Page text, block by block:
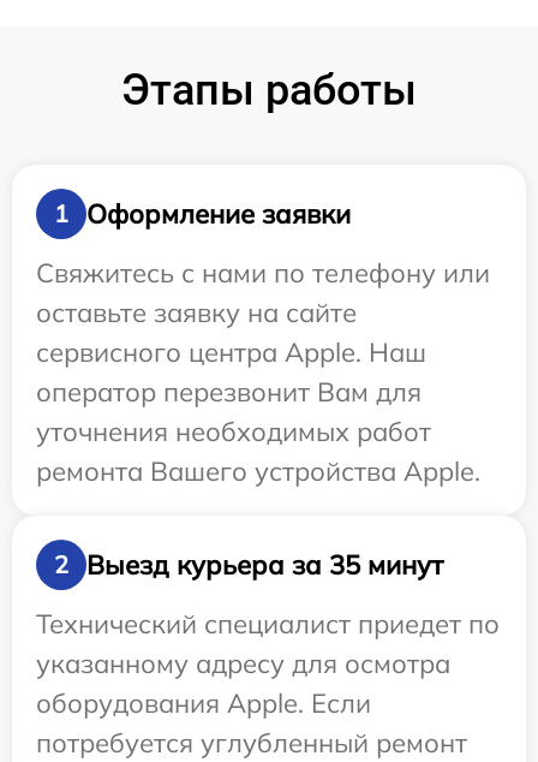
Этапы работы
1
Оформление заявки
Свяжитесь с нами по телефону или
оставьте заявку на сайте
сервисного центра Apple. Наш
оператор перезвонит Вам для
уточнения необходимых работ
ремонта Вашего устройства Apple.
2
Выезд курьера за 35 минут
Технический специалист приедет по
указанному адресу для осмотра
оборудования Apple. Если
потребуется углубленный ремонт